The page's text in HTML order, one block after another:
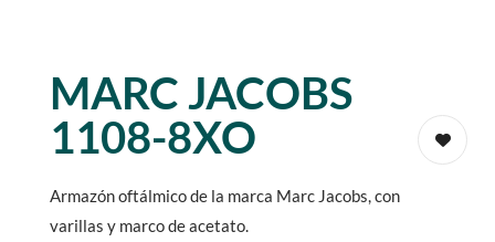
MARC JACOBS
1108-8XO
Armazón oftálmico de la marca Marc Jacobs, con
varillas y marco de acetato.